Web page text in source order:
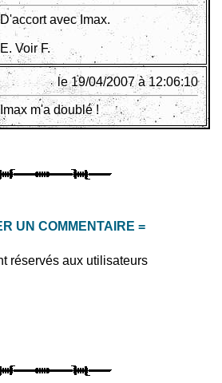
D'accort avec Imax.
E. Voir F.
le 19/04/2007 à 12:06:10
Imax m'a doublé !
UN COMMENTAIRE =
réservés aux utilisateurs